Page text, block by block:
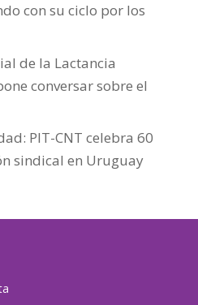
con su ciclo por los
de la Lactancia
conversar sobre el
PIT-CNT celebra 60
sindical en Uruguay